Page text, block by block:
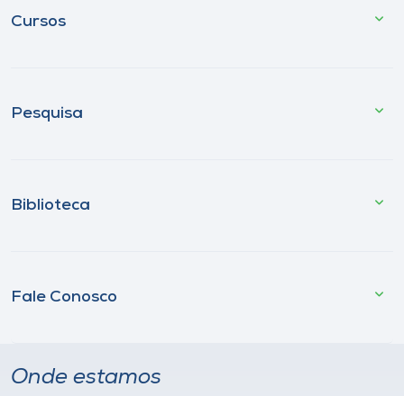
Cursos
Pesquisa
Biblioteca
Fale Conosco
Onde estamos